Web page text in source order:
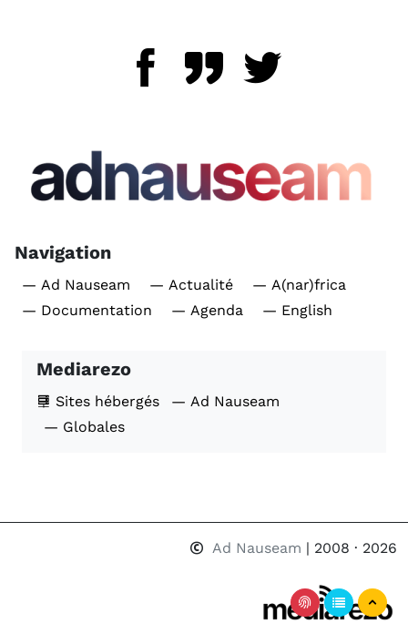
Navigation
— Ad Nauseam — Actualité
— A(nar)frica
— Documentation
— Agenda — English
Mediarezo
Sites hébergés
— Ad Nauseam
— Globales
Ad Nauseam | 2008 · 2026